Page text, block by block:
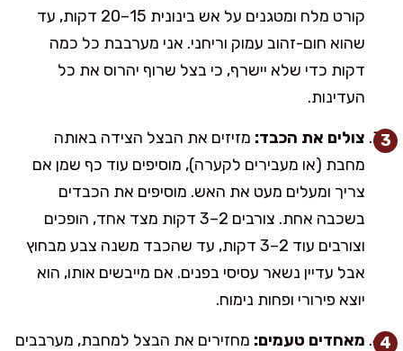
קורט מלח ומטגנים על אש בינונית 15–20 דקות, עד
שהוא חום-זהוב עמוק וריחני. אני מערבבת כל כמה
דקות כדי שלא יישרף, כי בצל שרוף יהרוס את כל
העדינות.
צולים את הכבד: מזיזים את הבצל הצידה באותה
מחבת (או מעבירים לקערה), מוסיפים עוד כף שמן אם
צריך ומעלים מעט את האש. מוסיפים את הכבדים
בשכבה אחת. צורבים 2–3 דקות מצד אחד, הופכים
וצורבים עוד 2–3 דקות, עד שהכבד משנה צבע מבחוץ
אבל עדיין נשאר עסיסי בפנים. אם מייבשים אותו, הוא
יוצא פירורי ופחות נימוח.
מאחדים טעמים: מחזירים את הבצל למחבת, מערבבים